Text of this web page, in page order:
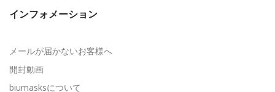
インフォメーション
メールが届かないお客様へ
開封動画
biumasksについて